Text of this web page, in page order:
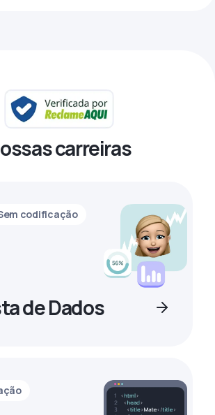
carreiras
codificação
de Dados